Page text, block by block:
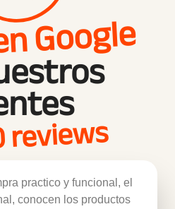
Google
reviews
practico y funcional, el
conocen los productos